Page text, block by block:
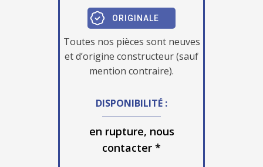
ORIGINALE
Toutes nos pièces sont neuves
et d’origine constructeur (sauf
mention contraire).
DISPONIBILITÉ :
en rupture, nous
contacter *